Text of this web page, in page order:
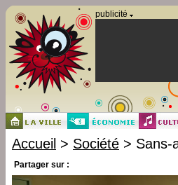
publicité
Accueil > Société > Sans-
Partager sur :
Panneau de gestion des cookies